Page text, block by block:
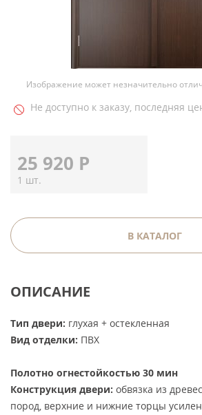
Изображение может незначительно
Не доступно к заказу, последняя
25 920 Р
1 шт.
В КАТАЛОГ
ОПИСАНИЕ
Тип двери: глухая + остекленная
Вид отделки: ПВХ
Полотно огнестойкостью 30 мин
Конструкция двери: обвязка из
пород, верхние и нижние торцы